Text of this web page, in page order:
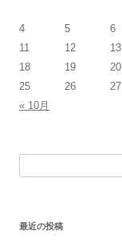
4
5 6
11
12 13
18
19 20
25
26 27
« 10月
最近の投稿